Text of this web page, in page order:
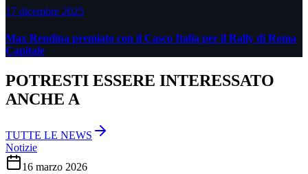
17 dicembre 2025
Max Rendina premiato con il Casco Italia per il Rally di Roma
Capitale
POTRESTI ESSERE INTERESSATO
ANCHE A
TUTTE LE NEWS
Notizie
16 marzo 2026